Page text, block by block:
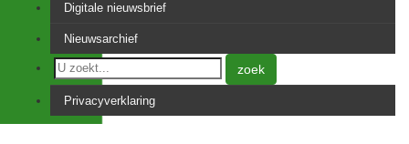
Digitale nieuwsbrief
Nieuwsarchief
zoek
Privacyverklaring